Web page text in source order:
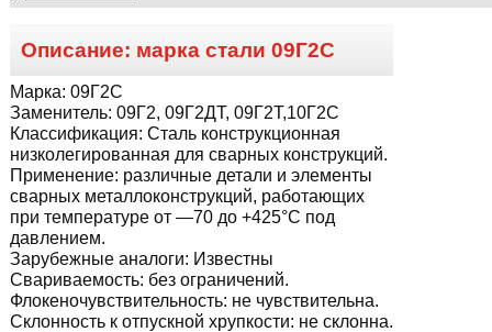
Описание: марка стали 09Г2С
Марка: 09Г2С
Заменитель: 09Г2, 09Г2ДТ, 09Г2Т,10Г2С
Классификация: Сталь конструкционная
низколегированная для сварных конструкций.
Применение: различные детали и элементы
сварных металлоконструкций, работающих
при температуре от —70 до +425°С под
давлением.
Зарубежные аналоги: Известны
Свариваемость: без ограничений.
Флокеночувствительность: не чувствительна.
Склонность к отпускной хрупкости: не склонна.